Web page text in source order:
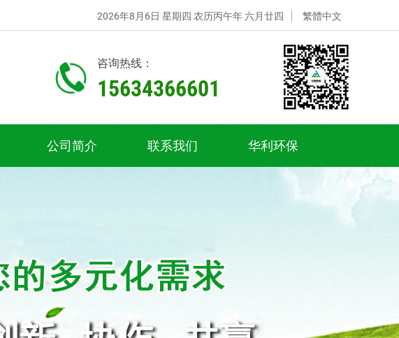
2026年8月6日 星期四 农历丙午年 六月廿四 繁體中文
咨询热线：
15634366601
15634366601
15634366601
公司简介 联系我们 华利环保